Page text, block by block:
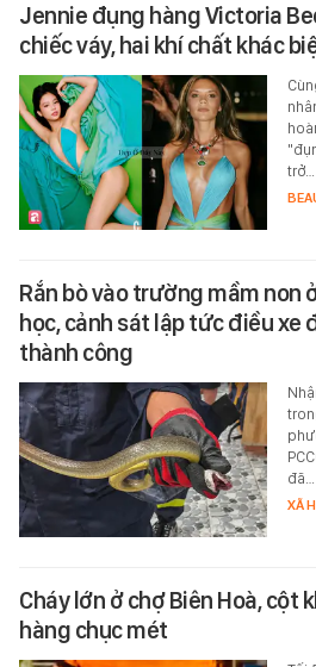
Jennie đụng hàng Victoria
chiếc váy, hai khí chất khác
trở…
Rắn bò vào trường mầm non
học, cảnh sát lập tức điều xe
thành công
đã…
XÃ
Cháy lớn ở chợ Biên Hoà, cột
hàng chục mét